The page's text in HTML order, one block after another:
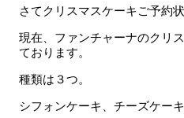
さてクリスマスケーキご予約状
現在、ファンチャーナのクリ
ております。
種類は３つ。
シフォンケーキ、チーズケー